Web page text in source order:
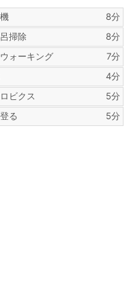
8分
掃除
8分
ォーキング
7分
4分
ビクス
5分
る
5分